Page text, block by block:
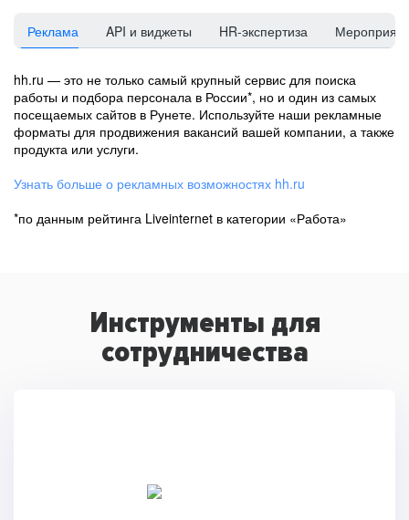
Реклама API и виджеты HR-экспертиза
hh.ru — это не только самый крупный сервис для поиска
работы и подбора персонала в России*, но и один из самых
посещаемых сайтов в Рунете. Используйте наши рекламные
форматы для продвижения вакансий вашей компании, а также
продукта или услуги.
Узнать больше о рекламных возможностях hh.ru
*по данным рейтинга Liveinternet в категории «Работа»
Инструменты для
сотрудничества